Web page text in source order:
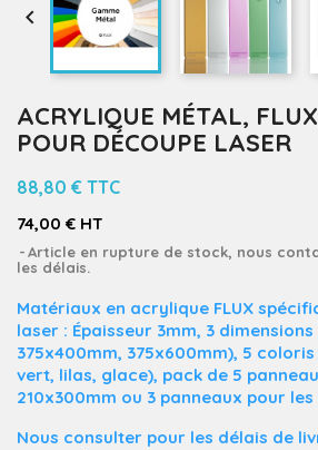

ACRYLIQUE MÉTAL,
POUR DÉCOUPE LASER
88,80 € TTC
74,00 € HT
Article en rupture de stock, nous
les délais.
Matériaux en acrylique FLUX
laser : Épaisseur 3mm, 3
375x400mm, 375x600mm), 5
vert, lilas, glace), pack de 5
210x300mm ou 3 panneaux pour
Nous consulter pour les délais de